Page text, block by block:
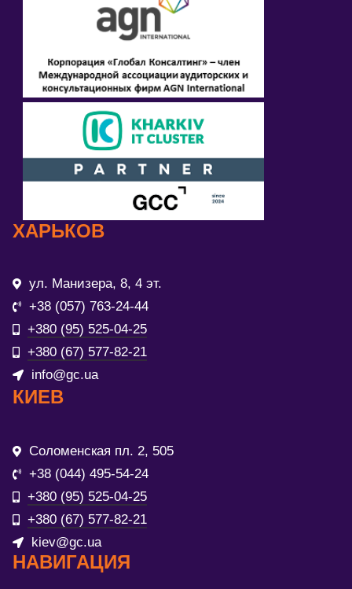
ХАРЬКОВ
ул. Манизера, 8, 4 эт.
+38 (057) 763-24-44
+380 (95) 525-04-25
+380 (67) 577-82-21
info@gc.ua
КИЕВ
Соломенская пл. 2, 505
+38 (044) 495-54-24
+380 (95) 525-04-25
+380 (67) 577-82-21
kiev@gc.ua
НАВИГАЦИЯ